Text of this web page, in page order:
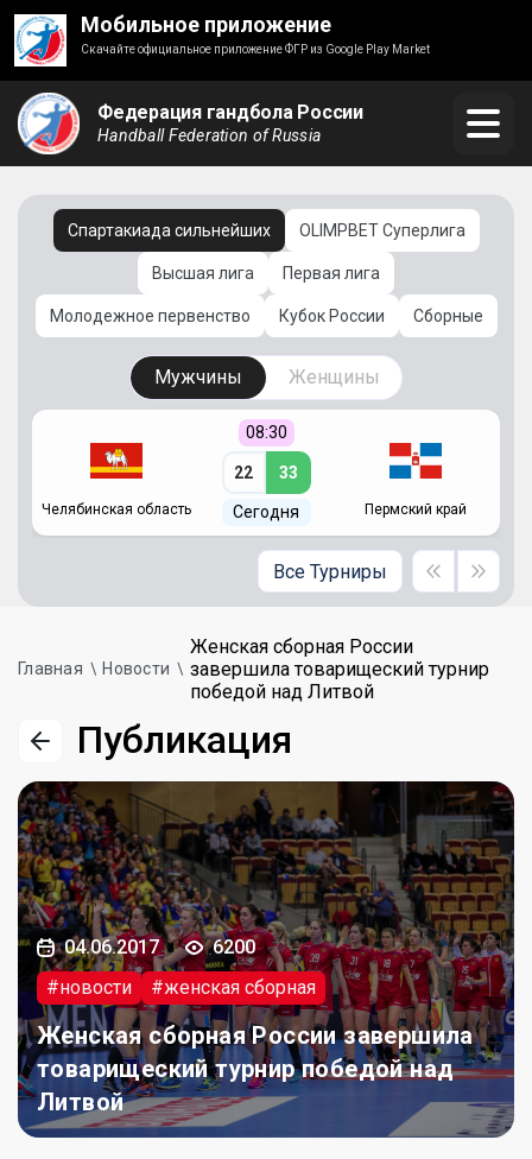
Мобильное приложение
Скачайте официальное приложение ФГР из Google Play Market
Федерация гандбола России
Handball Federation of Russia
Спартакиада сильнейших OLIMPBET Суперлига
Высшая лига Первая лига
Молодежное первенство Кубок России Сборные
Мужчины Женщины
Челябинская область
08:30
22 33
Сегодня Пермский край
Все Турниры
Главная Новости
Женская сборная России
завершила товарищеский турнир
победой над Литвой
Публикация
04.06.2017
6200
#новости
#женская сборная
Женская сборная России завершила
товарищеский турнир победой над
Литвой